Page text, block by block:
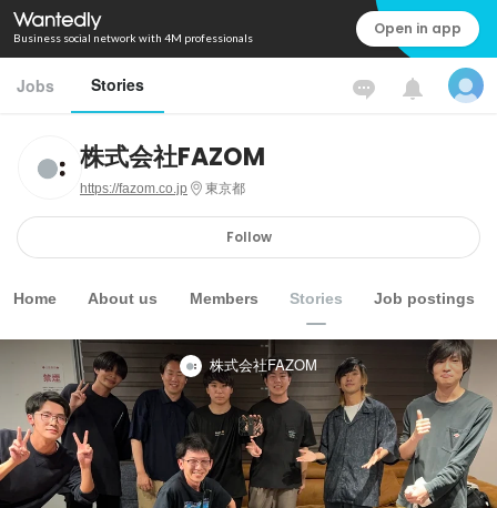
Business social network with 4M professionals Open in app
Jobs Stories
株式会社FAZOM
https://fazom.co.jp 東京都
Follow
Home About us Members Stories Job postings
株式会社FAZOM